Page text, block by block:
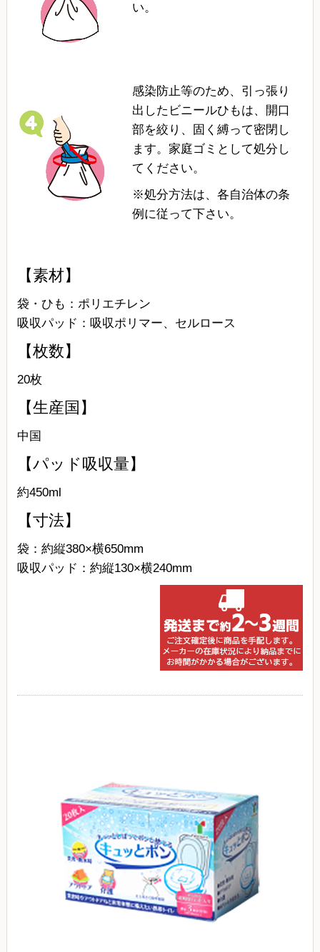
い。
感染防止等のため、引っ張り
出したビニールひもは、開口
部を絞り、固く縛って密閉し
ます。家庭ゴミとして処分し
てください。
※処分方法は、各自治体の条
例に従って下さい。
【素材】
袋・ひも：ポリエチレン
吸収パッド：吸収ポリマー、セルロース
【枚数】
20枚
【生産国】
中国
【パッド吸収量】
約450ml
【寸法】
袋：約縦380×横650mm
吸収パッド：約縦130×横240mm